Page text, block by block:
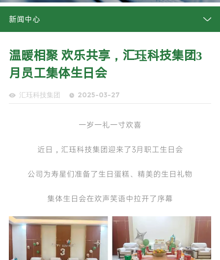
新闻中心
温暖相聚 欢乐共享，汇珏科技集团3
月员工集体生日会
汇珏科技集团 2025-03-27
一岁一礼一寸欢喜
近日，汇珏科技集团迎来了3月职工生日会
公司为寿星们准备了生日蛋糕、精美的生日礼物
集体生日会在欢声笑语中拉开了序幕